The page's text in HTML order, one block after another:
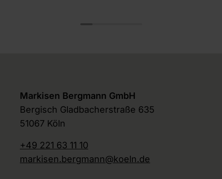
Markisen Bergmann GmbH
Bergisch Gladbacherstraße 635
51067 Köln
+49 221 63 11 10
markisen.bergmann@koeln.de